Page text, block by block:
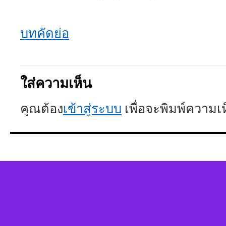
บทคัดย่อ
ใส่ความเห็น
คุณต้องเข้าสู่ระบบ เพื่อจะพิมพ์ความ